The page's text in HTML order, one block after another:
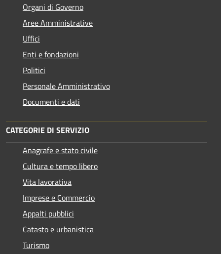
Organi di Governo
Aree Amministrative
Uffici
Enti e fondazioni
Politici
Personale Amministrativo
Documenti e dati
CATEGORIE DI SERVIZIO
Anagrafe e stato civile
Cultura e tempo libero
Vita lavorativa
Imprese e Commercio
Appalti pubblici
Catasto e urbanistica
Turismo